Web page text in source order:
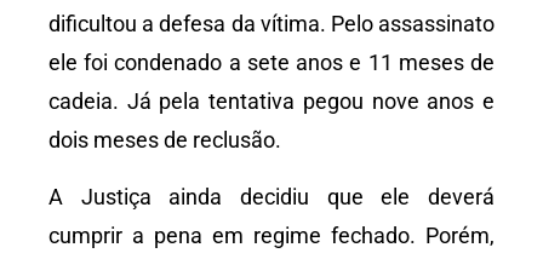
dificultou a defesa da vítima. Pelo assassinato
ele foi condenado a sete anos e 11 meses de
cadeia. Já pela tentativa pegou nove anos e
dois meses de reclusão.
A Justiça ainda decidiu que ele deverá
cumprir a pena em regime fechado. Porém,